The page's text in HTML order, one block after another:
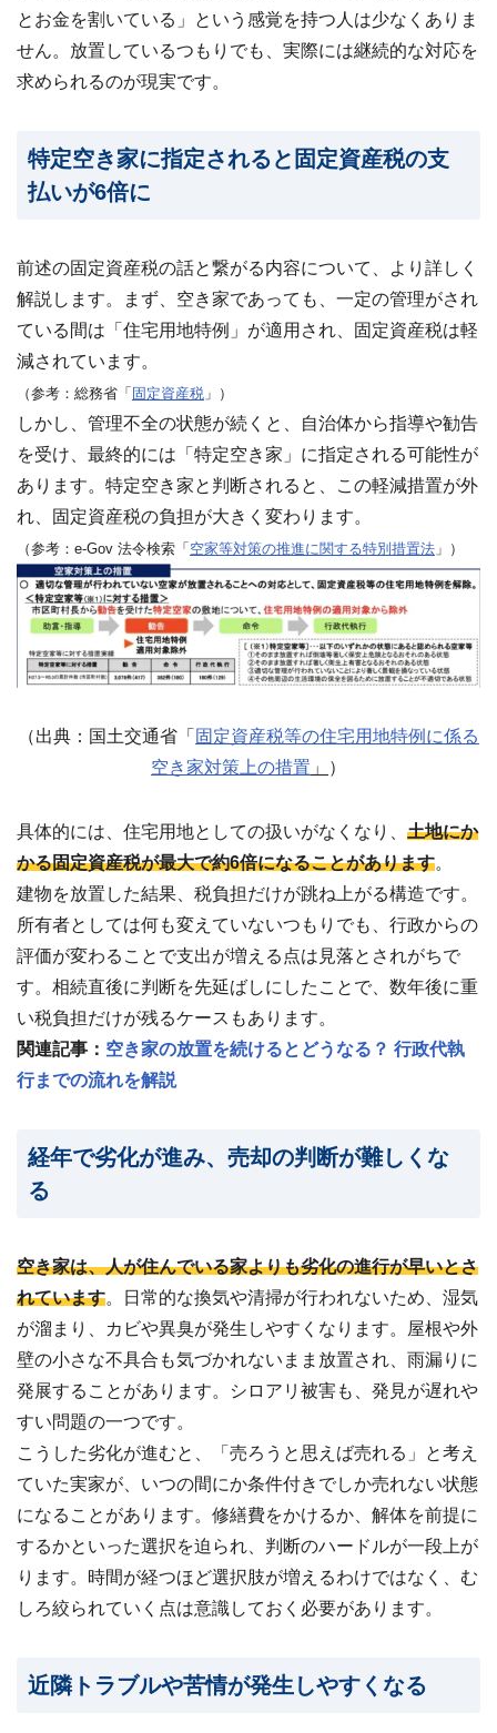
とお金を割いている」という感覚を持つ人は少なくありま
せん。放置しているつもりでも、実際には継続的な対応を
求められるのが現実です。
特定空き家に指定されると固定資産税の支
払いが6倍に
前述の固定資産税の話と繋がる内容について、より詳しく
解説します。まず、空き家であっても、一定の管理がされ
ている間は「住宅用地特例」が適用され、固定資産税は軽
減されています。
（参考：総務省「 固定資産税 」）
しかし、管理不全の状態が続くと、自治体から指導や勧告
を受け、最終的には「特定空き家」に指定される可能性が
あります。特定空き家と判断されると、この軽減措置が外
れ、固定資産税の負担が大きく変わります。
（参考：e-Gov 法令検索「 空家等対策の推進に関する特別措置法 」）
（出典：国土交通省「 固定資産税等の住宅用地特例に係る
空き家対策上の措置 」 ）
具体的には、住宅用地としての扱いがなくなり、 土地にか
かる固定資産税が最大で約6倍になることがあります。
建物を放置した結果、税負担だけが跳ね上がる構造です。
所有者としては何も変えていないつもりでも、行政からの
評価が変わることで支出が増える点は見落とされがちで
す。相続直後に判断を先延ばしにしたことで、数年後に重
い税負担だけが残るケースもあります。
関連記事： 空き家の放置を続けるとどうなる？ 行政代執
行までの流れを解説
経年で劣化が進み、売却の判断が難しくな
る
空き家は、人が住んでいる家よりも劣化の進行が早いとさ
れています。日常的な換気や清掃が行われないため、湿気
が溜まり、カビや異臭が発生しやすくなります。屋根や外
壁の小さな不具合も気づかれないまま放置され、雨漏りに
発展することがあります。シロアリ被害も、発見が遅れや
すい問題の一つです。
こうした劣化が進むと、「売ろうと思えば売れる」と考え
ていた実家が、いつの間にか条件付きでしか売れない状態
になることがあります。修繕費をかけるか、解体を前提に
するかといった選択を迫られ、判断のハードルが一段上が
ります。時間が経つほど選択肢が増えるわけではなく、む
しろ絞られていく点は意識しておく必要があります。
近隣トラブルや苦情が発生しやすくなる